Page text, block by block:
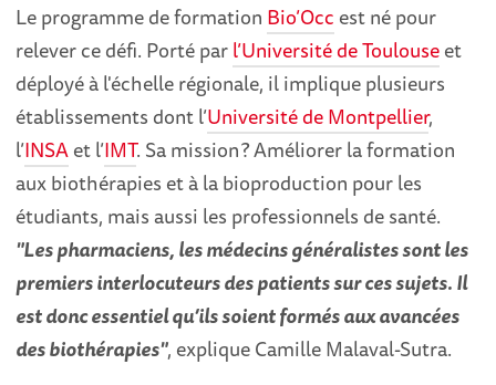
Le programme de formation Bio’Occ est né pour
relever ce défi. Porté parl’Université de Toulouseet
déployé à l'échelle régionale, il implique plusieurs
établissements dont l’Université de Montpellier,
l’INSAet l’IMT. Sa mission ? Améliorer la formation
aux biothérapies et à la bioproduction pour les
étudiants, mais aussi les professionnels de santé.
"Les pharmaciens, les médecins généralistes sont les
premiers interlocuteurs des patients sur ces sujets. Il
est donc essentiel qu’ils soient formés aux avancées
des biothérapies", explique Camille Malaval-Sutra.